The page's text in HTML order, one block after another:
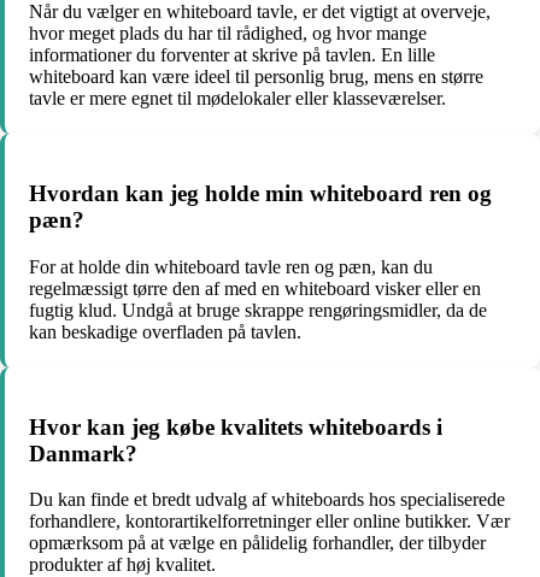
Når du vælger en whiteboard tavle, er det vigtigt at overveje,
hvor meget plads du har til rådighed, og hvor mange
informationer du forventer at skrive på tavlen. En lille
whiteboard kan være ideel til personlig brug, mens en større
tavle er mere egnet til mødelokaler eller klasseværelser.
Hvordan kan jeg holde min whiteboard ren og
pæn?
For at holde din whiteboard tavle ren og pæn, kan du
regelmæssigt tørre den af med en whiteboard visker eller en
fugtig klud. Undgå at bruge skrappe rengøringsmidler, da de
kan beskadige overfladen på tavlen.
Hvor kan jeg købe kvalitets whiteboards i
Danmark?
Du kan finde et bredt udvalg af whiteboards hos specialiserede
forhandlere, kontorartikelforretninger eller online butikker. Vær
opmærksom på at vælge en pålidelig forhandler, der tilbyder
produkter af høj kvalitet.